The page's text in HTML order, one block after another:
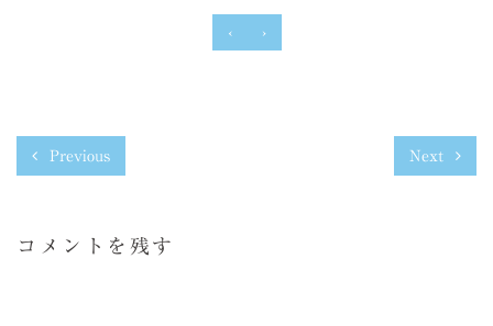
‹ ›
Previous Next
コメントを残す